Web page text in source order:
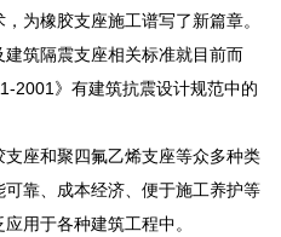
为橡胶支座施工谱写了新篇章。
筑隔震支座相关标准就目前而
2001》有建筑抗震设计规范中的
座和聚四氟乙烯支座等众多种类
靠、成本经济、便于施工养护等
用于各种建筑工程中。